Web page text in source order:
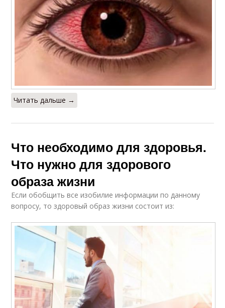
Читать дальше →
Что необходимо для здоровья.
Что нужно для здорового
образа жизни
Если обобщить все изобилие информации по данному
вопросу, то здоровый образ жизни состоит из: